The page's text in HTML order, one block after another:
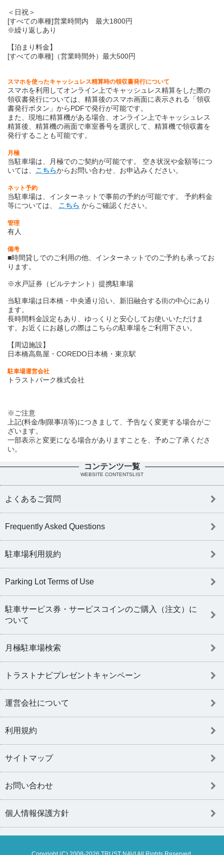
＜日祝＞
[すべての車種]営業時間内 最大1800円
※繰り返しあり
【泊まり料金】
[すべての車種]（営業時間外）最大500円
スマホを使ったキャッシュレス精算時の領収書発行について
スマホを利用してオンライン上でキャッシュレス精算をした際の
領収書発行については、精算後のスマホ画面に表示される「領収
書発行ボタン」からPDFで発行が可能です。
また、現地に精算機がある場合、オンライン上でキャッシュレス
精算後、精算機の画面で車室番号を選択して、精算機で領収書を
発行することも可能です。
月極
当駐車場は、月極でのご契約が可能です。 空き状況や金額等につ
いては、 こちらからお問い合わせ、お申込みください。
ネット予約
当駐車場は、インターネットで事前の予約が可能です。 予約料金
等については、 こちら からご確認ください。
管理
有人
備考
■時間貸しでのご利用の他、インターネットでのご予約も承ってお
ります。
※水戸証券（ビルテナント）提携駐車場
当駐車場は日本橋・中央通り沿い、新旧融合する街の中心にあり
ます。
長時間料金設定もあり、ゆっくりと安心してお使いいただけま
す。お近くにお越しの際はこちらの駐車場をご利用下さい。
【周辺施設】
日本橋高島屋・COREDO日本橋・東京駅
駐車場運営会社
トラストパーク株式会社
※ご注意
上記(料金/制限事項等)につきまして、予告なく変更する場合がご
ざいます。
一部表示と変更になる場合がありますことを、予めご了承くださ
い。
コンテンツ一覧
WEBSITE CONTENTSLIST
よくあるご質問
Frequently Asked Questions
駐車場利用規約
Parking Lot Terms of Use
駐車サービス券・サービスコインのご購入（注文）に
ついて
月極駐車場検索
トラストナビプレゼントキャンペーン
運営会社について
利用規約
サイトマップ
お問い合わせ
個人情報保護方針